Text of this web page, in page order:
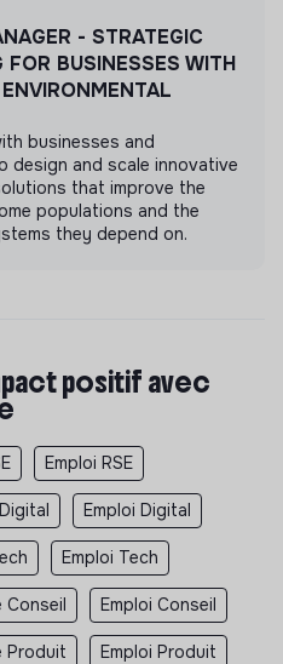
- STRATEGIC
FOR BUSINESSES WITH
businesses and
design and scale innovative
that improve the
populations and the
they depend on.
positif avec
Emploi RSE
Emploi Digital
Emploi Tech
Conseil Emploi Conseil
Produit Emploi Produit